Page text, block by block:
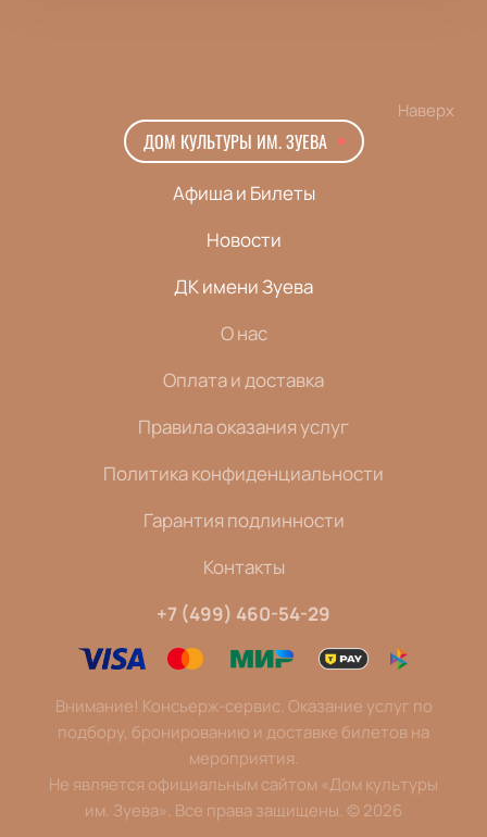
Наверх
ДОМ КУЛЬТУРЫ ИМ. ЗУЕВА
Афиша и Билеты
Новости
ДК имени Зуева
О нас
Оплата и доставка
Правила оказания услуг
Политика конфиденциальности
Гарантия подлинности
Контакты
+7 (499) 460-54-29
Внимание! Консьерж-сервис. Оказание услуг по
подбору, бронированию и доставке билетов на
мероприятия.
Не является официальным сайтом «Дом культуры
им. Зуева». Все права защищены.©2026